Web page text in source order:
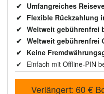
Umfangreiches
Flexible Rückzahlung
Weltweit gebührenfrei
Weltweit gebührenfrei
Keine
Einfach mit Offline-PIN
Verlängert: 60 €